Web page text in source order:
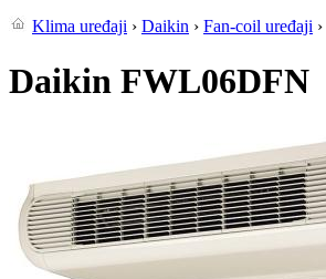
Klima uređaji › Daikin › Fan-coil uređaji ›
Daikin FWL06DFN